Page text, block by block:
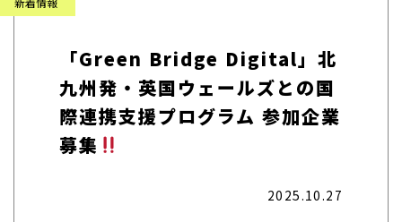
「Green Bridge Digital」北
九州発・英国ウェールズとの国
際連携支援プログラム 参加企業
募集
2025.10.27